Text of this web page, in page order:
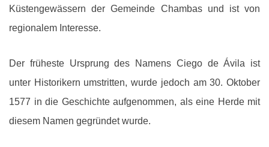
Küstengewässern der Gemeinde Chambas und ist von
regionalem Interesse.
Der früheste Ursprung des Namens Ciego de Ávila ist
unter Historikern umstritten, wurde jedoch am 30. Oktober
1577 in die Geschichte aufgenommen, als eine Herde mit
diesem Namen gegründet wurde.